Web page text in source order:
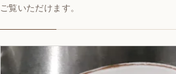
ご覧いただけます。